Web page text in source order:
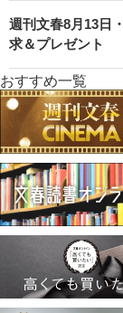
週刊文春8月13日
求＆プレゼント
おすすめ一覧